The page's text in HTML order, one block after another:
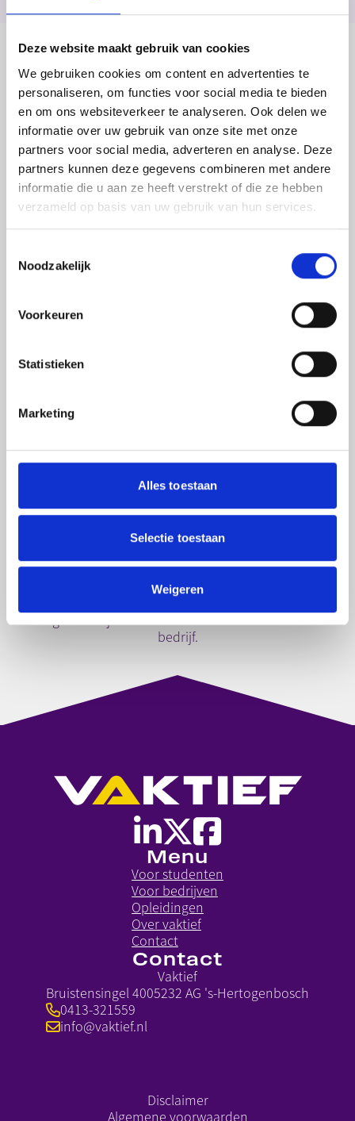
Deze website maakt gebruik van cookies
We gebruiken cookies om content en advertenties te
personaliseren, om functies voor social media te bieden
en om ons websiteverkeer te analyseren. Ook delen we
informatie over uw gebruik van onze site met onze
partners voor social media, adverteren en analyse. Deze
partners kunnen deze gegevens combineren met andere
informatie die u aan ze heeft verstrekt of die ze hebben
verzameld op basis van uw gebruik van hun services.
Noodzakelijk
Voorkeuren
Statistieken
Marketing
Alles toestaan
Selectie toestaan
Weigeren
Inhoud
Je gaat met verschillende technieken aan de slag. Zo ga
je CNC programmeren, CNC machines bedienen,
technisch tekenen, technische problemen oplossen en
verschillende typen productieprocessen optimaliseren.
Als Verspaningstechnoloog ga je zelf aan de slag en ligt
de verantwoordelijkheid bij jou. Je zal aan de hand van
werktekeningen of mondelinge uitleg instructies
krijgen. Met deze informatie ga jij vervolgens zelf aan de
slag. Jij bepaalt dus zelf hoe jij je werk uitvoert. Op dit
verwachte doorlooptijd van het project behaald wordt.
Natuurlijk zijn er altijd mensen om te helpen en aan wie
Je zal dus opgeleid worden tot een zelfstandig vakman-
of vrouw, die het verschil kan maken in de
Na je opleiding
Verspaningstechnoloog én het VAKTIEF-certificaat. Met
deze papieren op zak en de geleerde vaardigheden, kan
je een hoop kanten op in de metaaltechniek. Via
VAKTIEF kan je in principe altijd blijven werken bij je
lukken, dan helpen wij je bij het zoeken naar een baan.
Als gediplomeerd Verspaningstechnoloog kan je in
de slag en ben je een waardevolle aanwinst voor ieder
bedrijf.
Menu
Voor studenten
Voor bedrijven
Opleidingen
Over vaktief
Contact
Contact
Vaktief
Bruistensingel 4005232 AG 's-Hertogenbosch
0413-321559
info@vaktief.nl
Disclaimer
Algemene voorwaarden